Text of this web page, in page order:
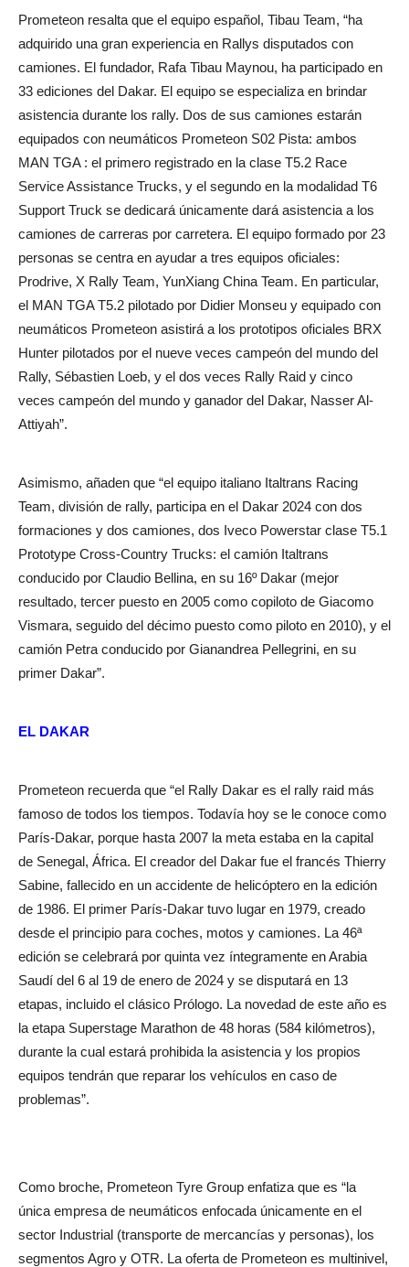
Prometeon resalta que el equipo español, Tibau Team, “ha
adquirido una gran experiencia en Rallys disputados con
camiones. El fundador, Rafa Tibau Maynou, ha participado en
33 ediciones del Dakar. El equipo se especializa en brindar
asistencia durante los rally. Dos de sus camiones estarán
equipados con neumáticos Prometeon S02 Pista: ambos
MAN TGA : el primero registrado en la clase T5.2 Race
Service Assistance Trucks, y el segundo en la modalidad T6
Support Truck se dedicará únicamente dará asistencia a los
camiones de carreras por carretera. El equipo formado por 23
personas se centra en ayudar a tres equipos oficiales:
Prodrive, X Rally Team, YunXiang China Team. En particular,
el MAN TGA T5.2 pilotado por Didier Monseu y equipado con
neumáticos Prometeon asistirá a los prototipos oficiales BRX
Hunter pilotados por el nueve veces campeón del mundo del
Rally, Sébastien Loeb, y el dos veces Rally Raid y cinco
veces campeón del mundo y ganador del Dakar, Nasser Al-
Attiyah”.
Asimismo, añaden que “el equipo italiano Italtrans Racing
Team, división de rally, participa en el Dakar 2024 con dos
formaciones y dos camiones, dos Iveco Powerstar clase T5.1
Prototype Cross-Country Trucks: el camión Italtrans
conducido por Claudio Bellina, en su 16º Dakar (mejor
resultado, tercer puesto en 2005 como copiloto de Giacomo
Vismara, seguido del décimo puesto como piloto en 2010), y el
camión Petra conducido por Gianandrea Pellegrini, en su
primer Dakar”.
EL DAKAR
Prometeon recuerda que “el Rally Dakar es el rally raid más
famoso de todos los tiempos. Todavía hoy se le conoce como
París-Dakar, porque hasta 2007 la meta estaba en la capital
de Senegal, África. El creador del Dakar fue el francés Thierry
Sabine, fallecido en un accidente de helicóptero en la edición
de 1986. El primer París-Dakar tuvo lugar en 1979, creado
desde el principio para coches, motos y camiones. La 46ª
edición se celebrará por quinta vez íntegramente en Arabia
Saudí del 6 al 19 de enero de 2024 y se disputará en 13
etapas, incluido el clásico Prólogo. La novedad de este año es
la etapa Superstage Marathon de 48 horas (584 kilómetros),
durante la cual estará prohibida la asistencia y los propios
equipos tendrán que reparar los vehículos en caso de
problemas”.
Como broche, Prometeon Tyre Group enfatiza que es “la
única empresa de neumáticos enfocada únicamente en el
sector Industrial (transporte de mercancías y personas), los
segmentos Agro y OTR. La oferta de Prometeon es multinivel,